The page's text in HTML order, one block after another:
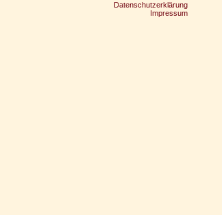
Datenschutzerklärung
Impressum